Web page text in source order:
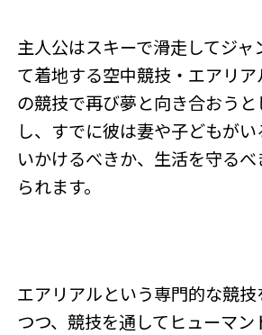
主人公はスキーで滑走してジャ
て着地する空中競技・エアリ
の競技で再び夢と向き合おう
し、すでに彼は妻や子どもが
いかけるべきか、生活を守る
られます。
エアリアルという専門的な競
つつ、競技を通してヒューマン